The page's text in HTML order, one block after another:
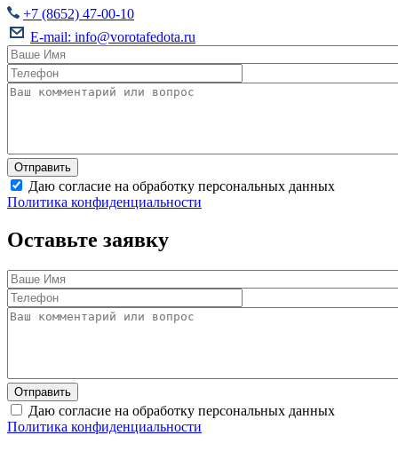
+7 (8652) 47-00-10
E-mail: info@vorotafedota.ru
Даю согласие на обработку персональных данных
Политика конфиденциальности
Оставьте заявку
Даю согласие на обработку персональных данных
Политика конфиденциальности